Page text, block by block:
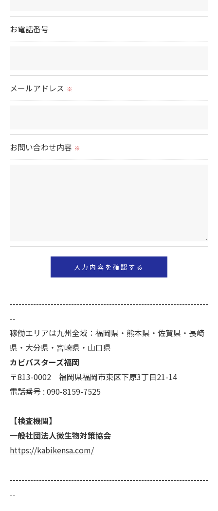
当社では、利用目的の達成に必要な範囲において、
当社では、お客様の個人情報の開示･訂正･削除・利
個人情報の開示･訂正･削除・利用停止の具体的手続
きにつきましては、お電話でお問合せ下さい。
お電話番号
メールアドレス ※
お問い合わせ内容 ※
--------------------------------------------------------------------
--
稼働エリアは九州全域：福岡県・熊本県・佐賀県・長崎
県・大分県・宮崎県・山口県
カビバスターズ福岡
〒813-0002 福岡県福岡市東区下原3丁目21-14
電話番号 : 090-8159-7525
【検査機関】
一般社団法人微生物対策協会
https://kabikensa.com/
--------------------------------------------------------------------
--